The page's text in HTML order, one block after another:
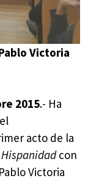
Victoria
2015.- Ha
acto de la
con
Victoria